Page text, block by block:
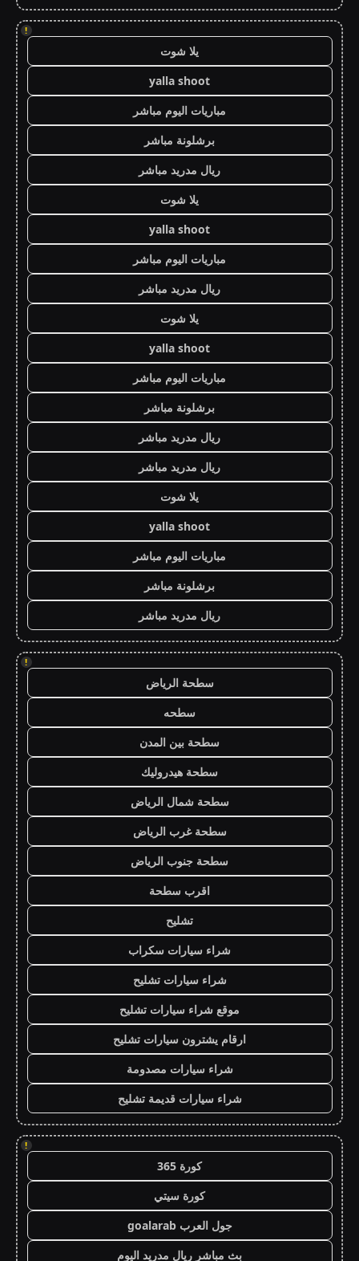
!
يلا شوت
yalla shoot
مباريات اليوم مباشر
برشلونة مباشر
ريال مدريد مباشر
يلا شوت
yalla shoot
مباريات اليوم مباشر
ريال مدريد مباشر
يلا شوت
yalla shoot
مباريات اليوم مباشر
برشلونة مباشر
ريال مدريد مباشر
ريال مدريد مباشر
يلا شوت
yalla shoot
مباريات اليوم مباشر
برشلونة مباشر
ريال مدريد مباشر
!
سطحة الرياض
سطحه
سطحة بين المدن
سطحة هيدروليك
سطحة شمال الرياض
سطحة غرب الرياض
سطحة جنوب الرياض
اقرب سطحة
تشليح
شراء سيارات سكراب
شراء سيارات تشليح
موقع شراء سيارات تشليح
ارقام يشترون سيارات تشليح
شراء سيارات مصدومة
شراء سيارات قديمة تشليح
!
كورة 365
كورة سيتي
جول العرب goalarab
بث مباشر ريال مدريد اليوم